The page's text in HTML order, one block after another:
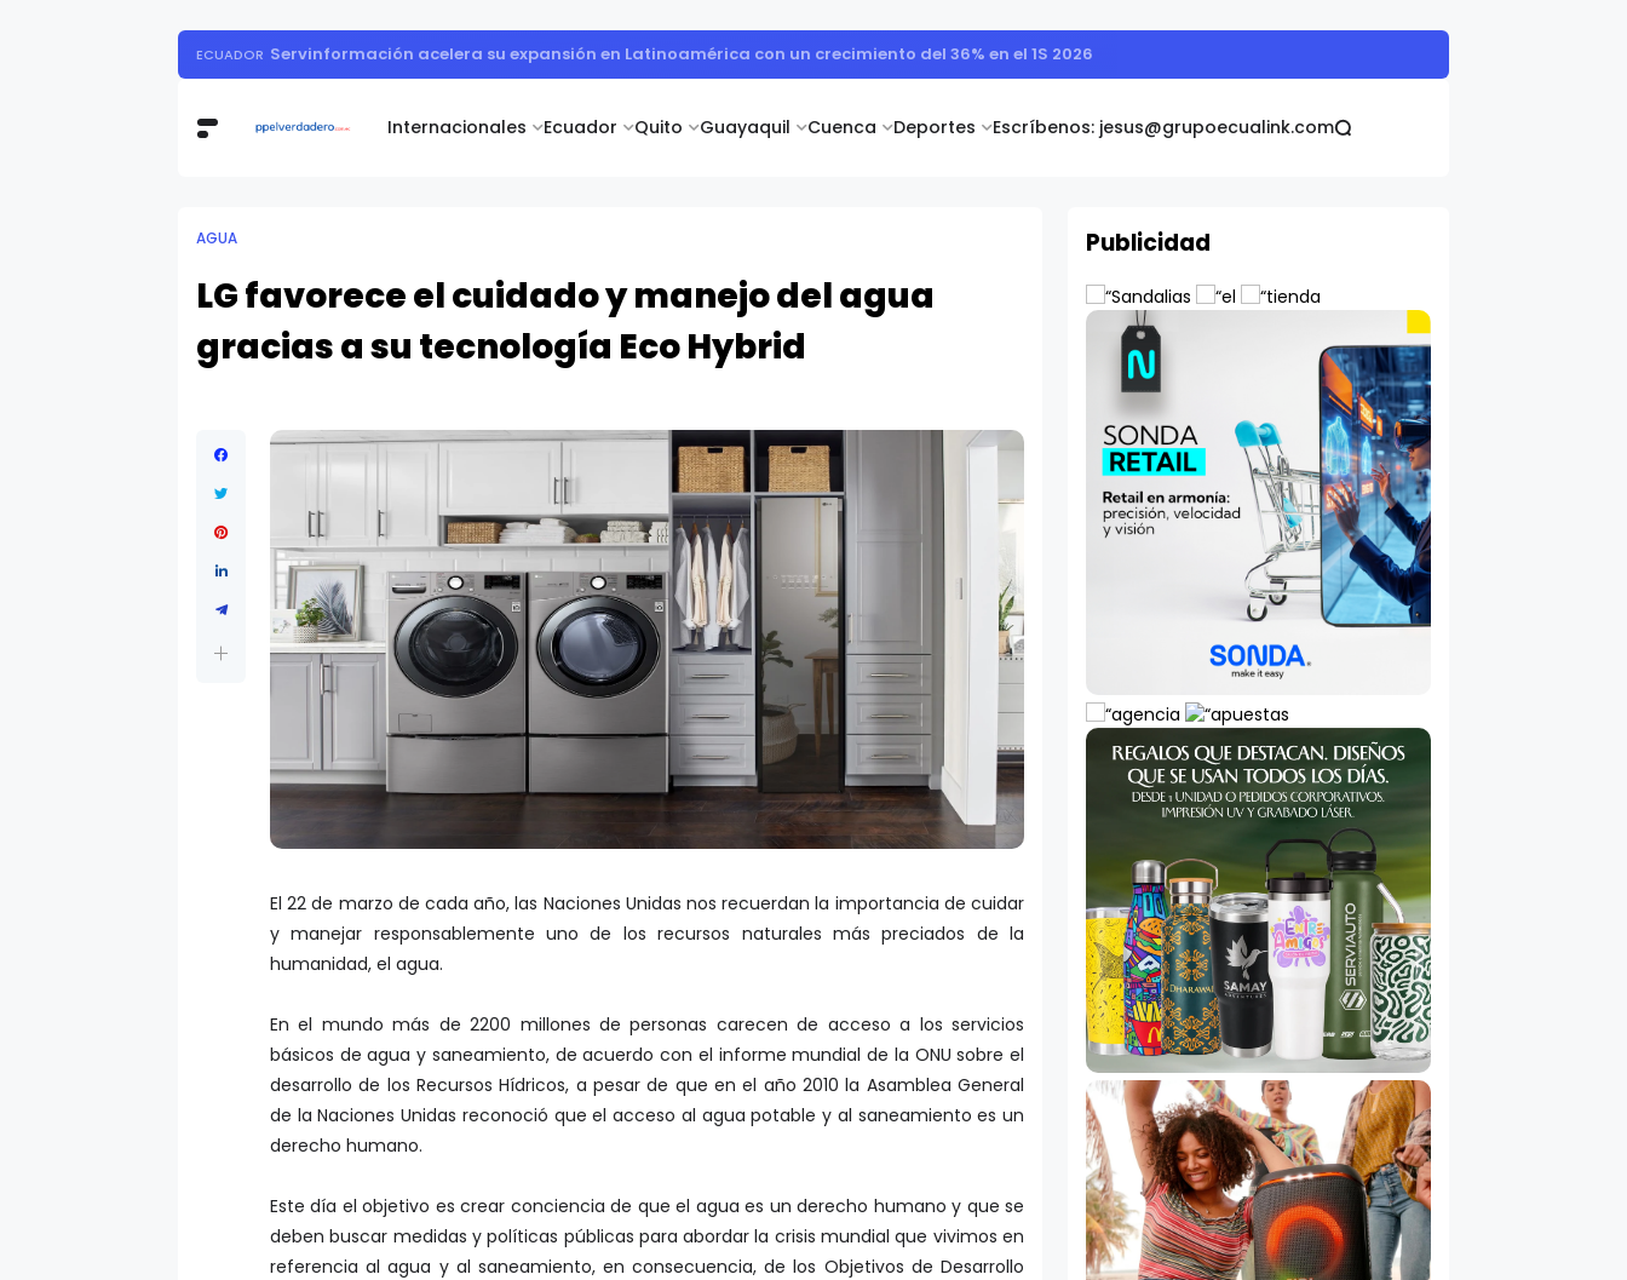
Internacionales Ecuador Quito Guayaquil Cuenca Deportes Escríbenos: jesus@grupoecualink.com
ASTRID CAHUANO Todohogar entregó los premios a la ganadora de la campaña “Puertatlón Futbolero”
AGUA
LG favorece el cuidado y manejo del agua
gracias a su tecnología Eco Hybrid
El 22 de marzo de cada año, las Naciones Unidas nos recuerdan la importancia de cuidar
y manejar responsablemente uno de los recursos naturales más preciados de la
humanidad, el agua.
En el mundo más de 2200 millones de personas carecen de acceso a los servicios
básicos de agua y saneamiento, de acuerdo con el informe mundial de la ONU sobre el
desarrollo de los Recursos Hídricos, a pesar de que en el año 2010 la Asamblea General
de la Naciones Unidas reconoció que el acceso al agua potable y al saneamiento es un
derecho humano.
Este día el objetivo es crear conciencia de que el agua es un derecho humano y que se
deben buscar medidas y políticas públicas para abordar la crisis mundial que vivimos en
referencia al agua y al saneamiento, en consecuencia, de los Objetivos de Desarrollo
Publicidad